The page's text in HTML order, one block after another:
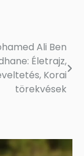
Ali Ben
Életrajz,
Korai
törekvések